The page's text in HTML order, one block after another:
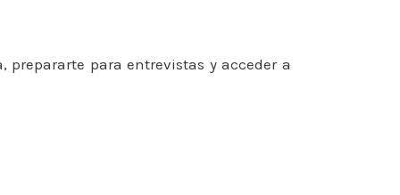
prepararte para entrevistas y acceder a